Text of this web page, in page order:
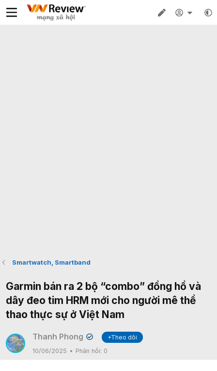
Smartwatch, Smartband
Garmin bán ra 2 bộ “combo” đồng hồ và
dây đeo tim HRM mới cho người mê thể
thao thực sự ở Việt Nam
Thanh Phong ✔
+Theo dõi
10/06/2025
Phản hồi: 0